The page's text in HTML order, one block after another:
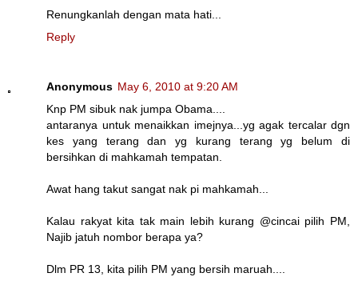
Renungkanlah dengan mata hati...
Reply
Anonymous May 6, 2010 at 9:20 AM
Knp PM sibuk nak jumpa Obama....
antaranya untuk menaikkan imejnya...yg agak tercalar dgn
kes yang terang dan yg kurang terang yg belum di
bersihkan di mahkamah tempatan.
Awat hang takut sangat nak pi mahkamah...
Kalau rakyat kita tak main lebih kurang @cincai pilih PM,
Najib jatuh nombor berapa ya?
Dlm PR 13, kita pilih PM yang bersih maruah....